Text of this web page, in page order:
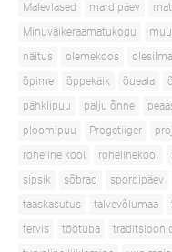
Malevlased
mardipäev
Minuväikeraamatukogu
näitus
olemekoos
õpime
õppekäik õueala
pähklipuu
palju õnne
ploomipuu
Progetiiger
roheline kool
rohelinekool
sipsik
sõbrad spordipäev
taaskasutus
talvevõlumaa
tervis
töötuba traditsioonid